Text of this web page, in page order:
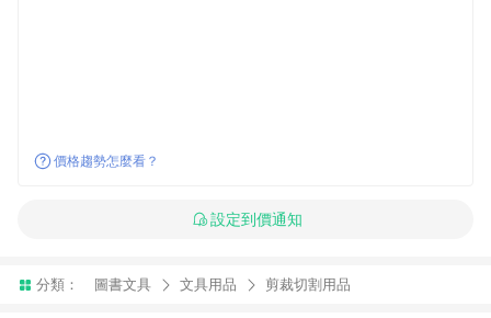
價格趨勢怎麼看？
設定到價通知
分類： 圖書文具 文具用品 剪裁切割用品